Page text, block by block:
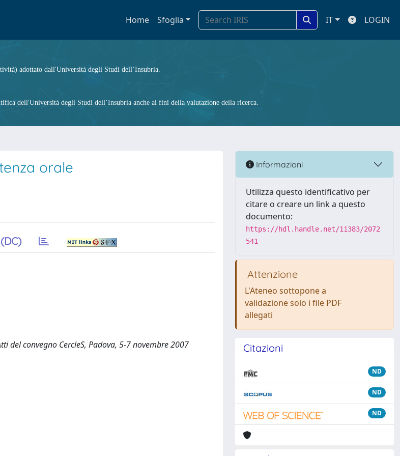
Home Sfoglia IT LOGIN
adottato dall'Università degli Studi dell’Insubria.
dell'Università degli Studi dell’Insubria anche ai fini della valutazione della ricerca.
orale
del convegno CercleS, Padova, 5-7 novembre 2007
Informazioni
Utilizza questo identificativo per
citare o creare un link a questo
documento:
https://hdl.handle.net/11383/2072
541
Attenzione
L'Ateneo sottopone a
validazione solo i file PDF
allegati
Citazioni
ND
ND
ND